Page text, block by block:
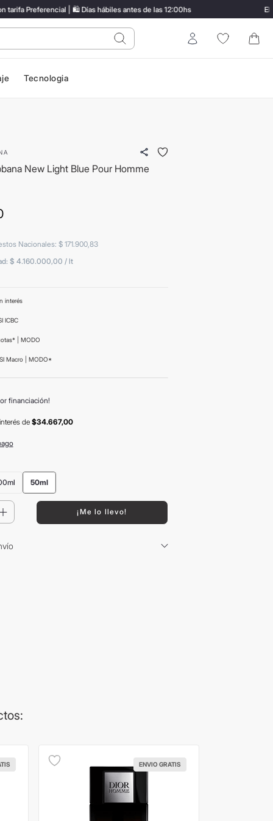
Preferencial | 🛍️ Días hábiles antes de las 12:00hs
Entrar
Tecnologia
New Light Blue Pour Homme
Nacionales: $ 171.900, 83
$ 4.160.000,00 / lt
interés
ICBC
| MODO
Macro | MODO*
financiación!
de $34.667,00
50ml
¡Me lo llevo!
ENVIO GRATIS